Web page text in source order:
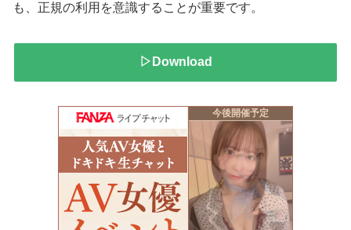
も、正規の利用を意識することが重要です。
▷Download